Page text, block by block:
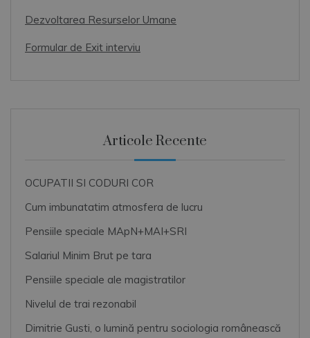
Dezvoltarea Resurselor Umane
Formular de Exit interviu
Articole Recente
OCUPATII SI CODURI COR
Cum imbunatatim atmosfera de lucru
Pensiile speciale MApN+MAI+SRI
Salariul Minim Brut pe tara
Pensiile speciale ale magistratilor
Nivelul de trai rezonabil
Dimitrie Gusti, o lumină pentru sociologia românească